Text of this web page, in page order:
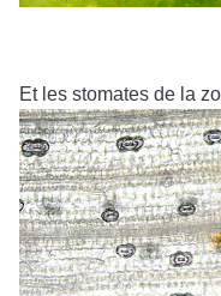
Et les stomates de la